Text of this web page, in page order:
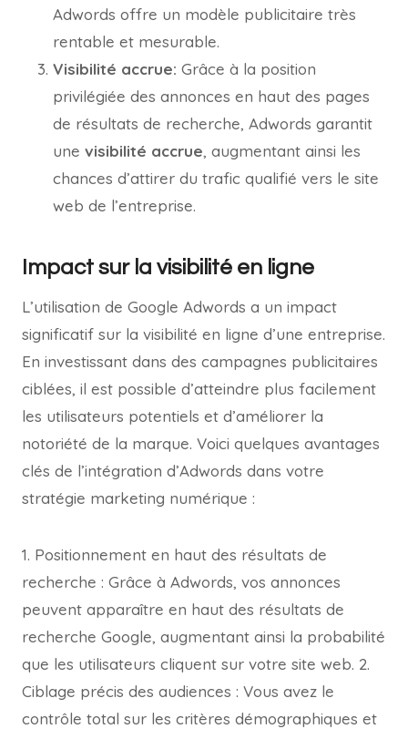
Adwords offre un modèle publicitaire très
rentable et mesurable.
Visibilité accrue: Grâce à la position
privilégiée des annonces en haut des pages
de résultats de recherche, Adwords garantit
une visibilité accrue, augmentant ainsi les
chances d’attirer du trafic qualifié vers le site
web de l’entreprise.
Impact sur la visibilité en ligne
L’utilisation de Google Adwords a un impact
significatif sur la visibilité en ligne d’une entreprise.
En investissant dans des campagnes publicitaires
ciblées, il est possible d’atteindre plus facilement
les utilisateurs potentiels et d’améliorer la
notoriété de la marque. Voici quelques avantages
clés de l’intégration d’Adwords dans votre
stratégie marketing numérique :
1. Positionnement en haut des résultats de
recherche : Grâce à Adwords, vos annonces
peuvent apparaître en haut des résultats de
recherche Google, augmentant ainsi la probabilité
que les utilisateurs cliquent sur votre site web. 2.
Ciblage précis des audiences : Vous avez le
contrôle total sur les critères démographiques et